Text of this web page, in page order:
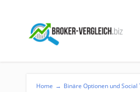
Home → Binäre Optionen und Social